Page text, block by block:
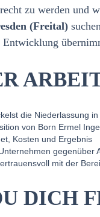
zu werden und
(Freital)
Entwicklung
die Niederlassung
von Born Ermel
Kosten und Ergebnis
gegenüber
mit der
DICH